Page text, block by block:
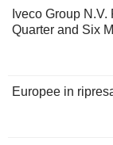
Iveco Group
Quarter and Six
Europee in